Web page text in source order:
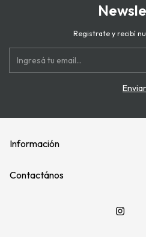
Registrate y recibí
Información
Contactános